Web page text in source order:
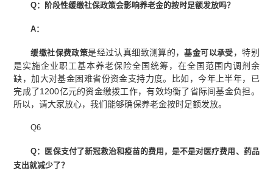
Q：阶段性缓缴社保政策会影响养老金的按时足额发放吗？
A：
缓缴社保费政策是经过认真细致测算的，基金可以承受 ，特别
是实施企业职工基本养老保险全国统筹，在全国范围内调剂余
缺，加大对基金困难省份资金支持力度。比如，今年上半年，已
完成了1200亿元的资金缴拨工作，有效均衡了省际间基金负担。
所以，请大家放心，我们能够确保养老金按时足额发放。
Q6
Q：医保支付了新冠救治和疫苗的费用，是不是对医疗费用、药品
支出就减少了？